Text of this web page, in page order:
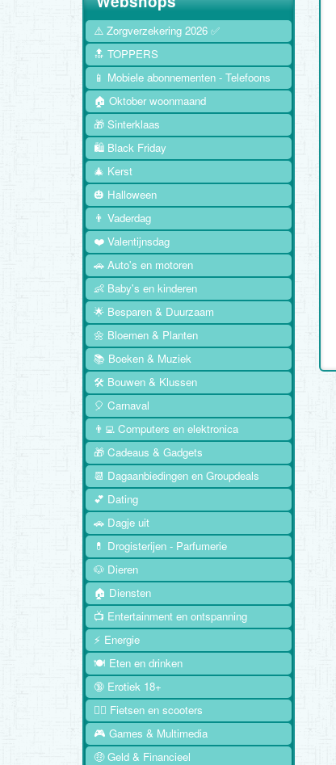
⚠️ Zorgverzekering 2026 ✅
🔝 TOPPERS
📱 Mobiele abonnementen - Telefoons
🏠 Oktober woonmaand
🎁 Sinterklaas
🛍️ Black Friday
🎄 Kerst
🎃 Halloween
👨 Vaderdag
❤️ Valentijnsdag
🚗 Auto's en motoren
👶 Baby's en kinderen
🌟 Besparen & Duurzaam
🌼 Bloemen & Planten
📚 Boeken & Muziek
🛠️ Bouwen & Klussen
🎈 Carnaval
👨‍💻 Computers en elektronica
🎁 Cadeaus & Gadgets
📆 Dagaanbiedingen en Groupdeals
💕 Dating
🚗 Dagje uit
💊 Drogisterijen - Parfumerie
🐶 Dieren
🏠 Diensten
📺 Entertainment en ontspanning
⚡ Energie
🍽️ Eten en drinken
🔞 Erotiek 18+
🚴‍♂️ Fietsen en scooters
🎮 Games & Multimedia
🤑 Geld & Financieel